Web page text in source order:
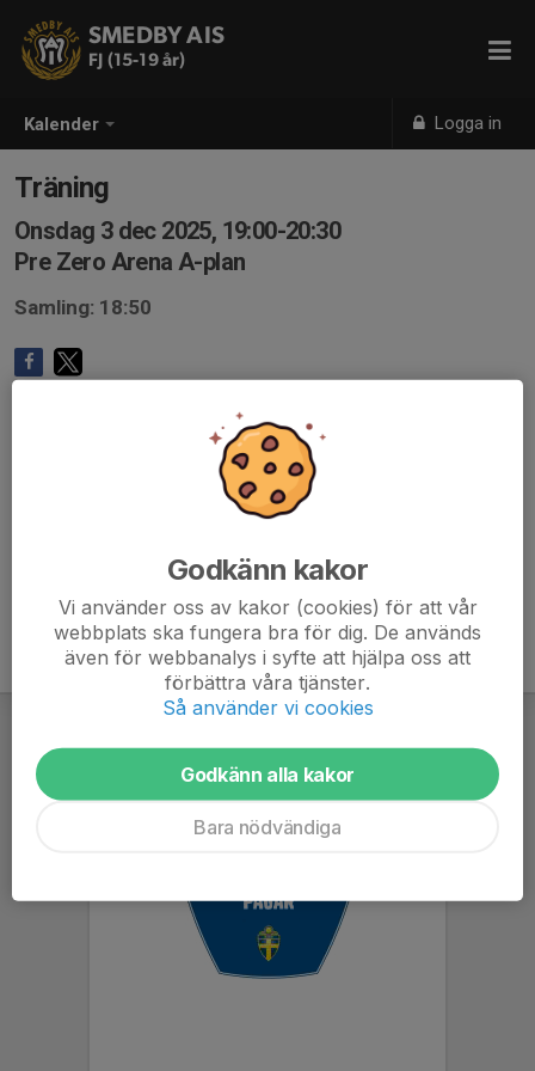
Kalender Logga in
SMEDBY AIS
FJ (15-19 år)
Träning
Onsdag 3 dec 2025, 19:00-20:30
Pre Zero Arena A-plan
Samling: 18:50
Godkänn kakor
Vi använder oss av kakor (cookies) för att vår
webbplats ska fungera bra för dig. De används
även för webbanalys i syfte att hjälpa oss att
förbättra våra tjänster.
Så använder vi cookies
Godkänn alla kakor
Bara nödvändiga